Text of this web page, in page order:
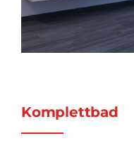
Komplettbad